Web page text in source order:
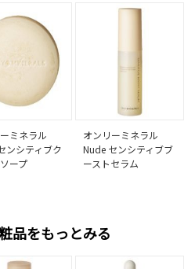
ミネラル
ンシティブク
ープ
オンリーミネラル
Nude センシティブブ
ーストセラム
品をもっとみる